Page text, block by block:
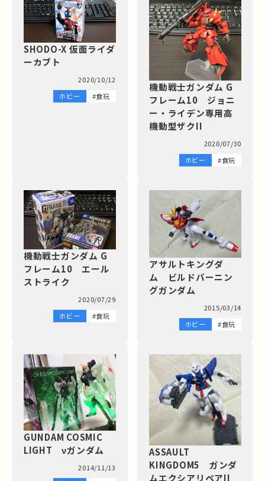
SHODO-X 仮面ライダ
ーカブト
2020/10/12
ホビー
#食玩
機動戦士ガンダム G
フレーム10 ジョニ
ー・ライデン専用高
機動型ザクII
2020/07/30
ホビー
#食玩
機動戦士ガンダム G
フレーム10 エール
ストライク
2020/07/29
ホビー
#食玩
アサルトキングダ
ム ビルドバーニン
グガンダム
2015/03/14
ホビー
#食玩
GUNDAM COSMIC
LIGHT νガンダム
2014/11/13
ASSAULT
KINGDOM5 ガンダ
ムエクシアリペアII